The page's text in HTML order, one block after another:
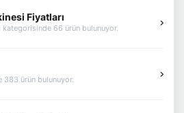
Fiyatları
kategorisinde 66 ürün bulunuyor.
383 ürün bulunuyor.